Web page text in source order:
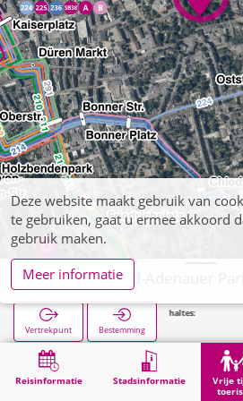
Reisinformatie Stadsinformatie
Vrije
Düren, Konrad-Adenauer Park
Vertrekpunt Bestemming
Vrije tijd & toerisme Lokale recreatie Düren,
Deze website maakt gebruik van
te gebruiken, gaat u ermee akkoord
gebruik maken.
Meer informatie